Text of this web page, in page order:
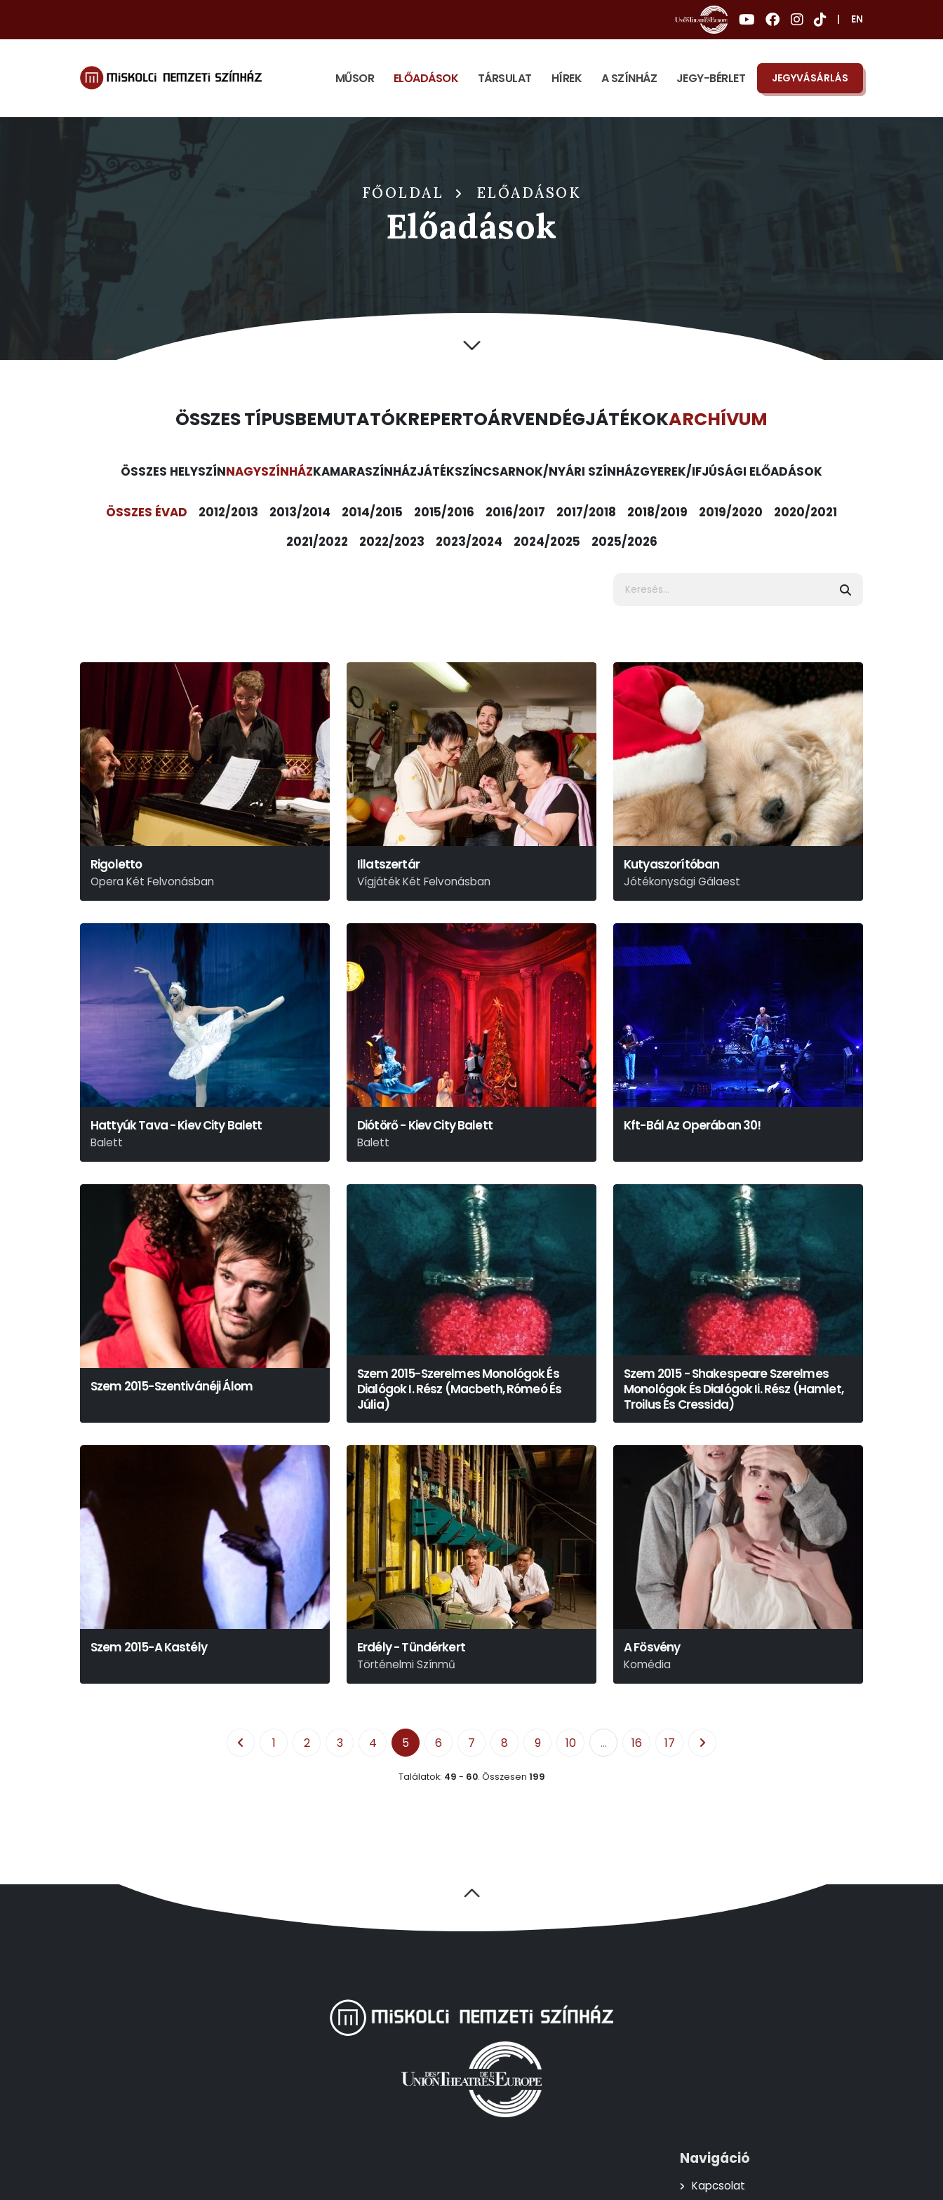
EN
MŰSOR ELŐADÁSOK TÁRSULAT HÍREK A SZÍNHÁZ JEGY-BÉRLET JEGYVÁSÁRLÁS
FŐOLDAL ELŐADÁSOK
Előadások
ÖSSZES TÍPUSBEMUTATÓKREPERTOÁRVENDÉGJÁTÉKOKARCHÍVUM
ÖSSZES HELYSZÍNNAGYSZÍNHÁZKAMARASZÍNHÁZJÁTÉKSZÍNCSARNOK/NYÁRI SZÍNHÁZGYEREK/IFJÚSÁGI ELŐADÁSOK
ÖSSZES ÉVAD 2012/2013 2013/2014 2014/2015 2015/2016 2016/2017 2017/2018 2018/2019 2019/2020
2020/2021
2021/2022
2022/2023 2023/2024 2024/2025 2025/2026
Rigoletto
Opera Két Felvonásban
Giuseppe Verdi
Illatszertár
Vígjáték Két Felvonásban
László Miklós
Kutyaszorítóban
Jótékonysági Gálaest
Hattyúk Tava - Kiev City Balett
Balett
Diótörő - Kiev City Balett
Balett
Kft-Bál Az Operában 30!
Szem 2015-Szentivánéji Álom
Szem 2015-Szerelmes Monológok És
Dialógok I. Rész (Macbeth, Rómeó És
Júlia)
Szem 2015 - Shakespeare Szerelmes
Monológok És Dialógok Ii. Rész (Hamlet,
Troilus És Cressida)
Szem 2015-A Kastély Erdély - Tündérkert
Történelmi Színmű
Móricz Zsigmond
A Fösvény
Komédia
1 2 3 4 5 6 7 8 9 10 ... 16 17
Találatok: 49 - 60. Összesen 199
Navigáció
Kapcsolat